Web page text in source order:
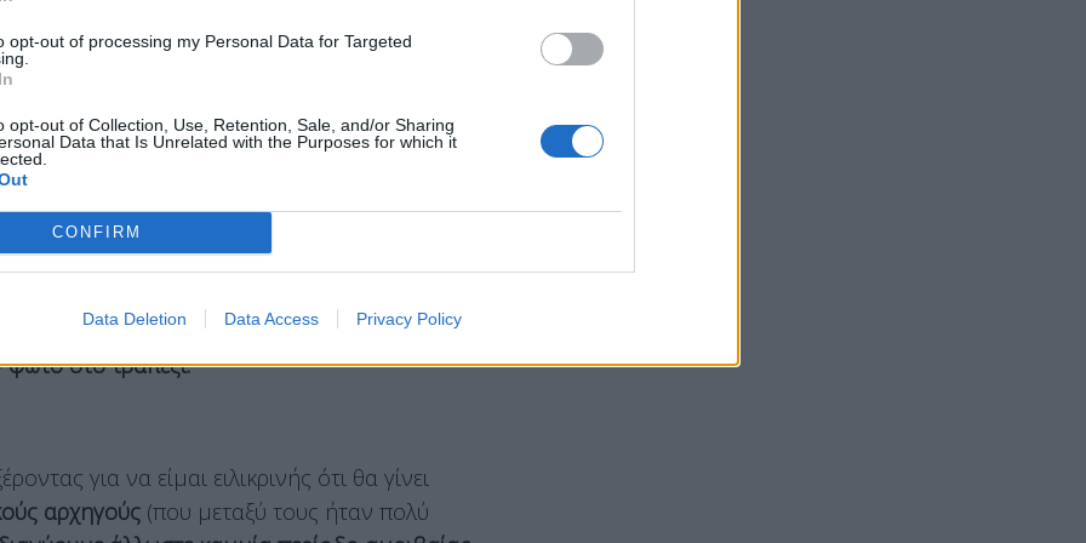
opt-out of processing my Personal Data for Targeted
opt-out of Collection, Use, Retention, Sale, and/or Sharing
Data that Is Unrelated with the Purposes for which it
CONFIRM
Data Deletion Data Access Privacy Policy
μου φίλο κ. Ιωάννη Μασούτηγια να
και την μεγάλη πρόοδο αυτής της αμιγούς
κ. Κώστα Καραμανλή και με τον Διοικητή
Ανάπτυξης @theodorikakosp ο Πρόεδρος
στιγμή πηγαίνω για λίγο δίπλα για να μιλήσω με
στο τραπέζι.
για να είμαι ειλικρινής ότι θα γίνει
αρχηγούς (που μεταξύ τους ήταν πολύ